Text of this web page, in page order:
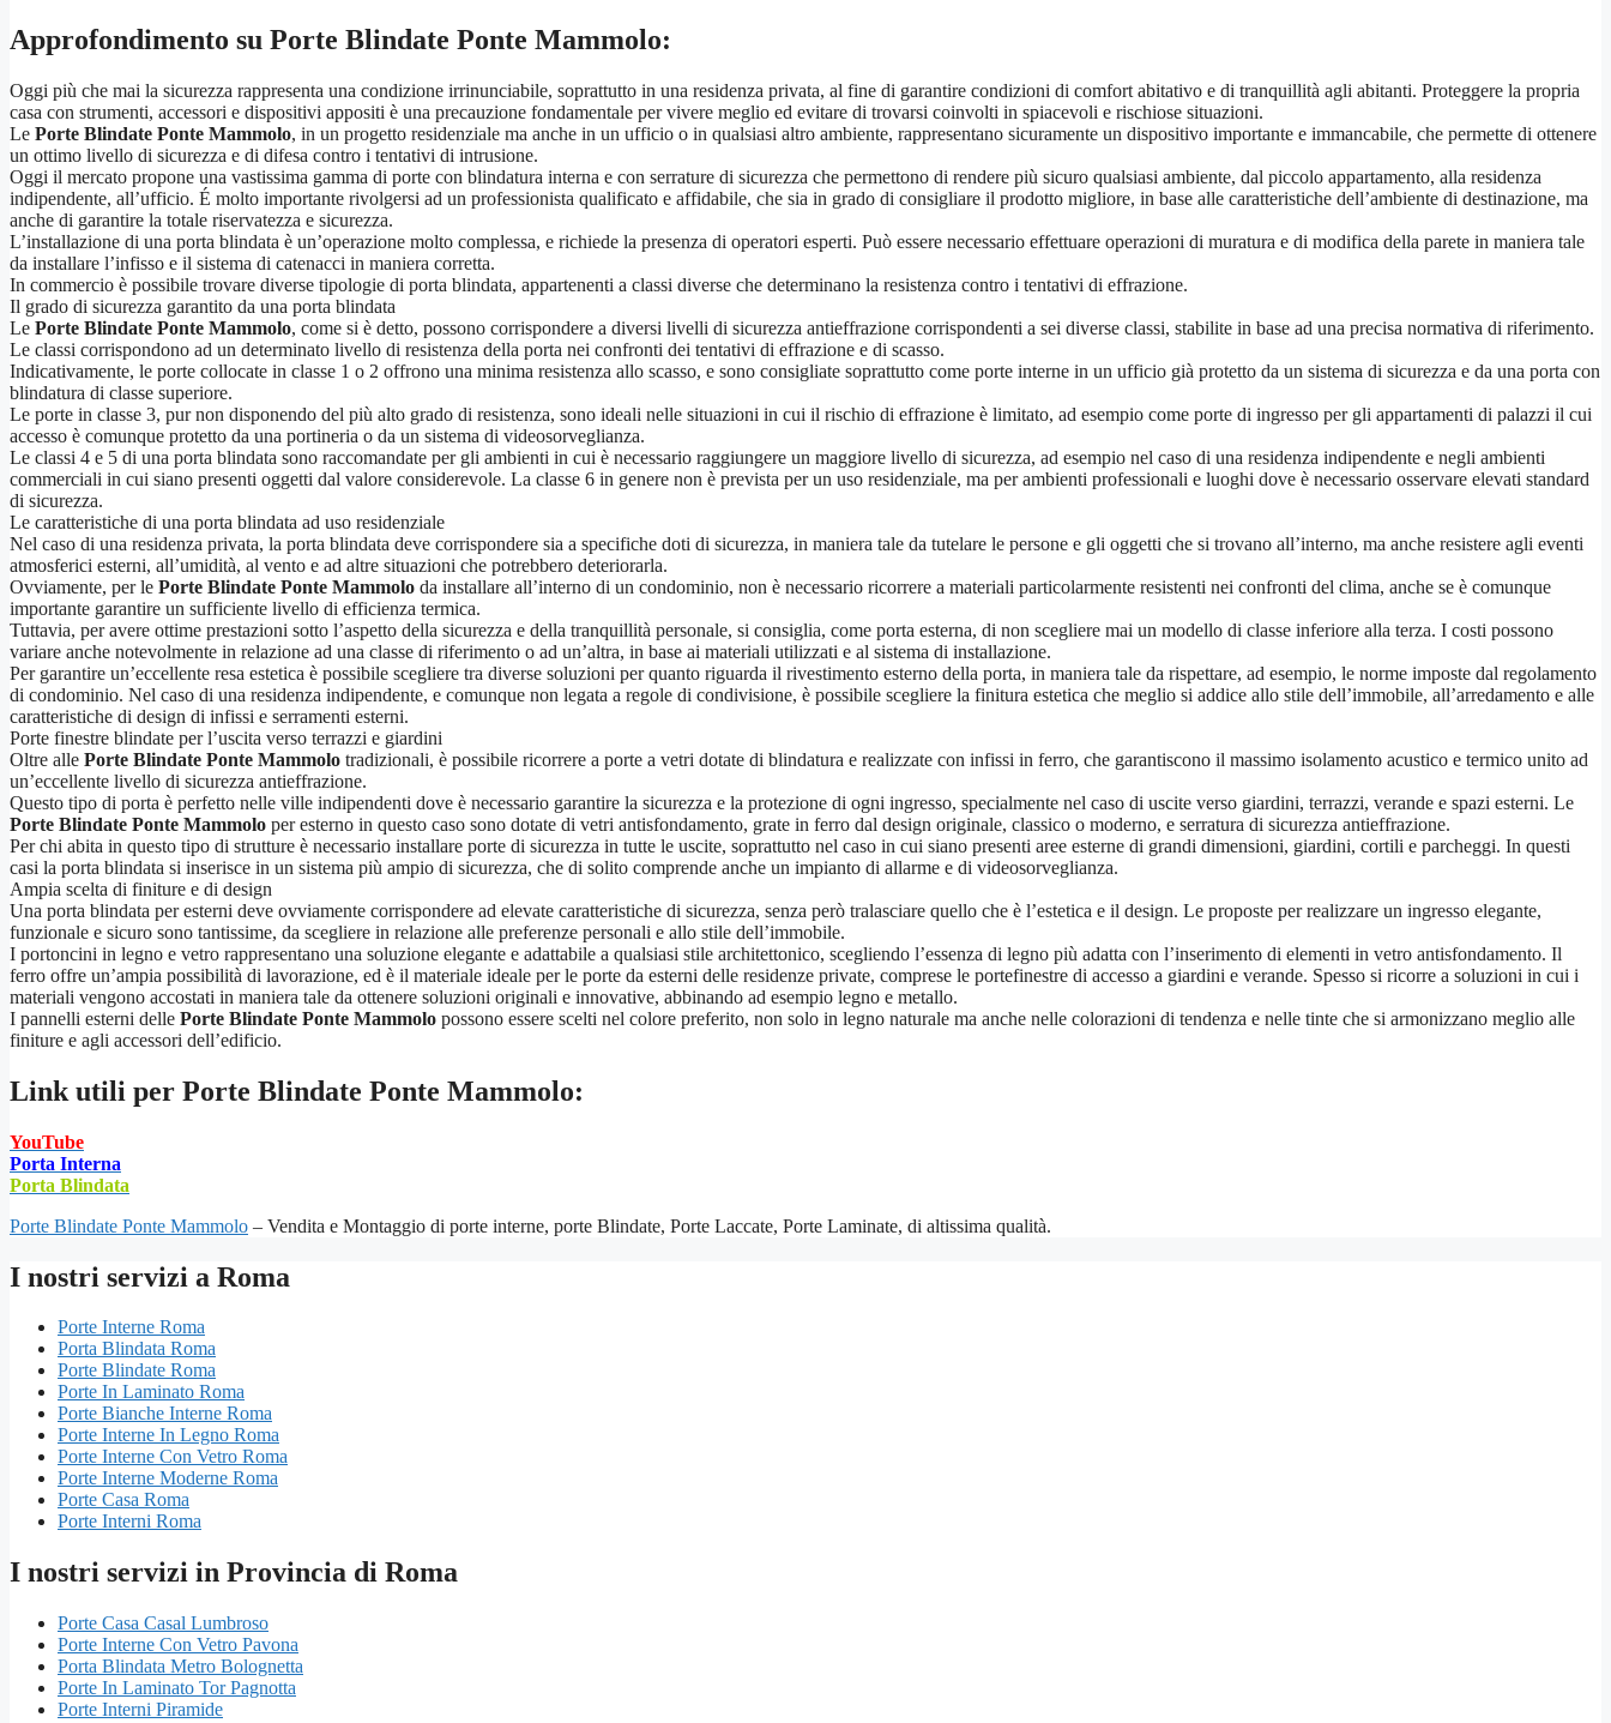
Approfondimento su Porte Blindate Ponte Mammolo:
Oggi più che mai la sicurezza rappresenta una condizione irrinunciabile, soprattutto in una residenza privata, al fine di garantire condizioni di comfort abitativo e di tranquillità agli abitanti. Proteggere la propria
casa con strumenti, accessori e dispositivi appositi è una precauzione fondamentale per vivere meglio ed evitare di trovarsi coinvolti in spiacevoli e rischiose situazioni.
Le Porte Blindate Ponte Mammolo, in un progetto residenziale ma anche in un ufficio o in qualsiasi altro ambiente, rappresentano sicuramente un dispositivo importante e immancabile, che permette di ottenere
un ottimo livello di sicurezza e di difesa contro i tentativi di intrusione.
Oggi il mercato propone una vastissima gamma di porte con blindatura interna e con serrature di sicurezza che permettono di rendere più sicuro qualsiasi ambiente, dal piccolo appartamento, alla residenza
indipendente, all’ufficio. É molto importante rivolgersi ad un professionista qualificato e affidabile, che sia in grado di consigliare il prodotto migliore, in base alle caratteristiche dell’ambiente di destinazione, ma
anche di garantire la totale riservatezza e sicurezza.
L’installazione di una porta blindata è un’operazione molto complessa, e richiede la presenza di operatori esperti. Può essere necessario effettuare operazioni di muratura e di modifica della parete in maniera tale
da installare l’infisso e il sistema di catenacci in maniera corretta.
In commercio è possibile trovare diverse tipologie di porta blindata, appartenenti a classi diverse che determinano la resistenza contro i tentativi di effrazione.
Il grado di sicurezza garantito da una porta blindata
Le Porte Blindate Ponte Mammolo, come si è detto, possono corrispondere a diversi livelli di sicurezza antieffrazione corrispondenti a sei diverse classi, stabilite in base ad una precisa normativa di riferimento.
Le classi corrispondono ad un determinato livello di resistenza della porta nei confronti dei tentativi di effrazione e di scasso.
Indicativamente, le porte collocate in classe 1 o 2 offrono una minima resistenza allo scasso, e sono consigliate soprattutto come porte interne in un ufficio già protetto da un sistema di sicurezza e da una porta con
blindatura di classe superiore.
Le porte in classe 3, pur non disponendo del più alto grado di resistenza, sono ideali nelle situazioni in cui il rischio di effrazione è limitato, ad esempio come porte di ingresso per gli appartamenti di palazzi il cui
accesso è comunque protetto da una portineria o da un sistema di videosorveglianza.
Le classi 4 e 5 di una porta blindata sono raccomandate per gli ambienti in cui è necessario raggiungere un maggiore livello di sicurezza, ad esempio nel caso di una residenza indipendente e negli ambienti
commerciali in cui siano presenti oggetti dal valore considerevole. La classe 6 in genere non è prevista per un uso residenziale, ma per ambienti professionali e luoghi dove è necessario osservare elevati standard
di sicurezza.
Le caratteristiche di una porta blindata ad uso residenziale
Nel caso di una residenza privata, la porta blindata deve corrispondere sia a specifiche doti di sicurezza, in maniera tale da tutelare le persone e gli oggetti che si trovano all’interno, ma anche resistere agli eventi
atmosferici esterni, all’umidità, al vento e ad altre situazioni che potrebbero deteriorarla.
Ovviamente, per le Porte Blindate Ponte Mammolo da installare all’interno di un condominio, non è necessario ricorrere a materiali particolarmente resistenti nei confronti del clima, anche se è comunque
importante garantire un sufficiente livello di efficienza termica.
Tuttavia, per avere ottime prestazioni sotto l’aspetto della sicurezza e della tranquillità personale, si consiglia, come porta esterna, di non scegliere mai un modello di classe inferiore alla terza. I costi possono
variare anche notevolmente in relazione ad una classe di riferimento o ad un’altra, in base ai materiali utilizzati e al sistema di installazione.
Per garantire un’eccellente resa estetica è possibile scegliere tra diverse soluzioni per quanto riguarda il rivestimento esterno della porta, in maniera tale da rispettare, ad esempio, le norme imposte dal regolamento
di condominio. Nel caso di una residenza indipendente, e comunque non legata a regole di condivisione, è possibile scegliere la finitura estetica che meglio si addice allo stile dell’immobile, all’arredamento e alle
caratteristiche di design di infissi e serramenti esterni.
Porte finestre blindate per l’uscita verso terrazzi e giardini
Oltre alle Porte Blindate Ponte Mammolo tradizionali, è possibile ricorrere a porte a vetri dotate di blindatura e realizzate con infissi in ferro, che garantiscono il massimo isolamento acustico e termico unito ad
un’eccellente livello di sicurezza antieffrazione.
Questo tipo di porta è perfetto nelle ville indipendenti dove è necessario garantire la sicurezza e la protezione di ogni ingresso, specialmente nel caso di uscite verso giardini, terrazzi, verande e spazi esterni. Le
Porte Blindate Ponte Mammolo per esterno in questo caso sono dotate di vetri antisfondamento, grate in ferro dal design originale, classico o moderno, e serratura di sicurezza antieffrazione.
Per chi abita in questo tipo di strutture è necessario installare porte di sicurezza in tutte le uscite, soprattutto nel caso in cui siano presenti aree esterne di grandi dimensioni, giardini, cortili e parcheggi. In questi
casi la porta blindata si inserisce in un sistema più ampio di sicurezza, che di solito comprende anche un impianto di allarme e di videosorveglianza.
Ampia scelta di finiture e di design
Una porta blindata per esterni deve ovviamente corrispondere ad elevate caratteristiche di sicurezza, senza però tralasciare quello che è l’estetica e il design. Le proposte per realizzare un ingresso elegante,
funzionale e sicuro sono tantissime, da scegliere in relazione alle preferenze personali e allo stile dell’immobile.
I portoncini in legno e vetro rappresentano una soluzione elegante e adattabile a qualsiasi stile architettonico, scegliendo l’essenza di legno più adatta con l’inserimento di elementi in vetro antisfondamento. Il
ferro offre un’ampia possibilità di lavorazione, ed è il materiale ideale per le porte da esterni delle residenze private, comprese le portefinestre di accesso a giardini e verande. Spesso si ricorre a soluzioni in cui i
materiali vengono accostati in maniera tale da ottenere soluzioni originali e innovative, abbinando ad esempio legno e metallo.
I pannelli esterni delle Porte Blindate Ponte Mammolo possono essere scelti nel colore preferito, non solo in legno naturale ma anche nelle colorazioni di tendenza e nelle tinte che si armonizzano meglio alle
finiture e agli accessori dell’edificio.
Link utili per Porte Blindate Ponte Mammolo:
YouTube
Porta Interna
Porta Blindata
Porte Blindate Ponte Mammolo – Vendita e Montaggio di porte interne, porte Blindate, Porte Laccate, Porte Laminate, di altissima qualità.
I nostri servizi a Roma
Porte Interne Roma
Porta Blindata Roma
Porte Blindate Roma
Porte In Laminato Roma
Porte Bianche Interne Roma
Porte Interne In Legno Roma
Porte Interne Con Vetro Roma
Porte Interne Moderne Roma
Porte Casa Roma
Porte Interni Roma
I nostri servizi in Provincia di Roma
Porte Casa Casal Lumbroso
Porte Interne Con Vetro Pavona
Porta Blindata Metro Bolognetta
Porte In Laminato Tor Pagnotta
Porte Interni Piramide